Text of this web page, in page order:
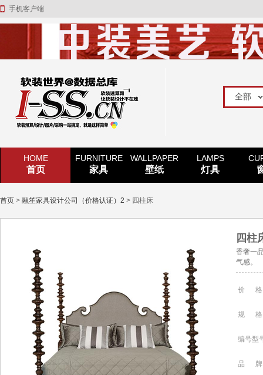
手机客户端
HOME
首页
FURNITURE
家具
WALLPAPER
壁纸
LAMPS
灯具
首页 > 融笙家具设计公司（价格认证）2 > 四柱床
四柱
香奢一
气感。
价 格
规 格
编号型
品 牌